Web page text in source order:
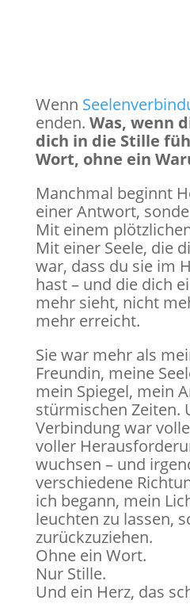
Wenn
enden. Was, wenn
dich in die Stille
Wort, ohne ein
Manchmal beginnt
einer Antwort,
Mit einem
Mit einer Seele, die
war, dass du sie im
hast – und die dich
mehr sieht, nicht
mehr erreicht.
Sie war mehr als
Freundin, meine
mein Spiegel, mein
stürmischen Zeiten.
Verbindung war
voller
wuchsen – und
verschiedene
ich begann, mein
leuchten zu lassen,
zurückzuziehen.
Ohne ein Wort.
Nur Stille.
Und ein Herz, das